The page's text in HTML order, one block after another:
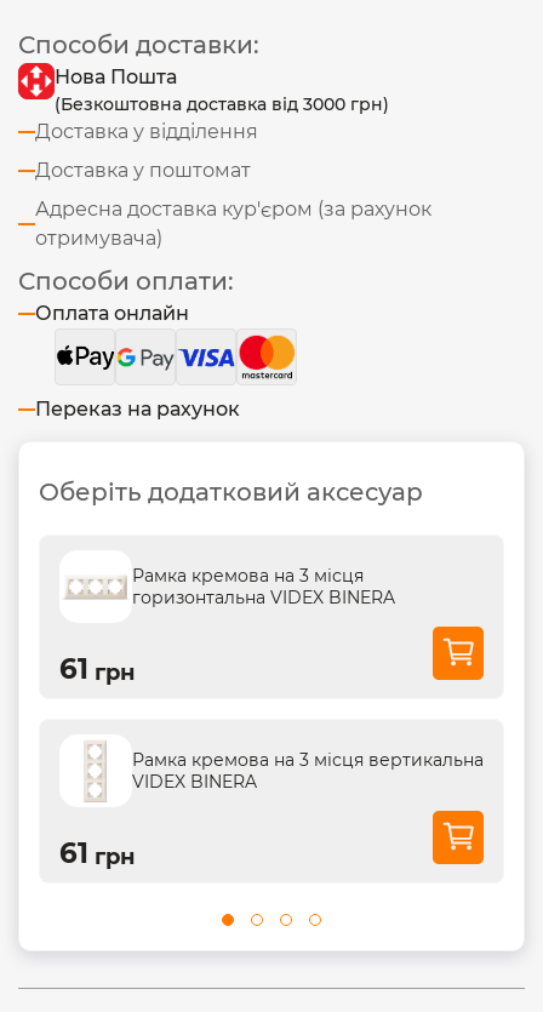
Способи доставки:
Нова Пошта
(Безкоштовна доставка від 3000 грн)
Доставка у відділення
Доставка у поштомат
Адресна доставка кур'єром (за рахунок
отримувача)
Способи оплати:
Оплата онлайн
Переказ на рахунок
Оберіть додатковий аксесуар
Рамка кремова на 3 місця
горизонтальна VIDEX BINERA
61 грн
Рамка кремова на 3 місця вертикальна
VIDEX BINERA
61 грн